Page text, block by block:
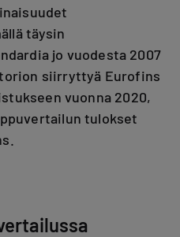
täysin
jo vuodesta 2007
siirryttyä Eurofins
vuonna 2020,
tulokset